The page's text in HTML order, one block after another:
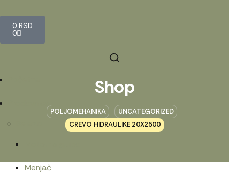
0 RSD
0
Menjač
Shop
POLJOMEHANIKA
UNCATEGORIZED
CREVO HIDRAULIKE 20X2500